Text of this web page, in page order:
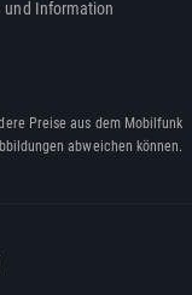
und Information
Preise aus dem Mobilfunk
abweichen können.